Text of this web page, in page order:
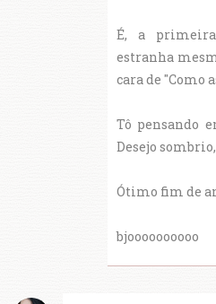
É, a
estranha
cara de "Como
Tô pensando
Desejo
Ótimo fim de
bjoooooooooo